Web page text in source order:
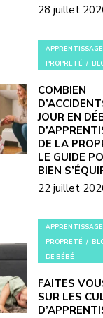
28 juillet
APPRENTISSAGE
PROPRETÉ
COMBIEN
JOUR EN
DE LA
LE GUIDE
BIEN
22 juillet
APPRENTISSAGE
PROPRETÉ
DE BÉBÉ
FAITES
SUR LES